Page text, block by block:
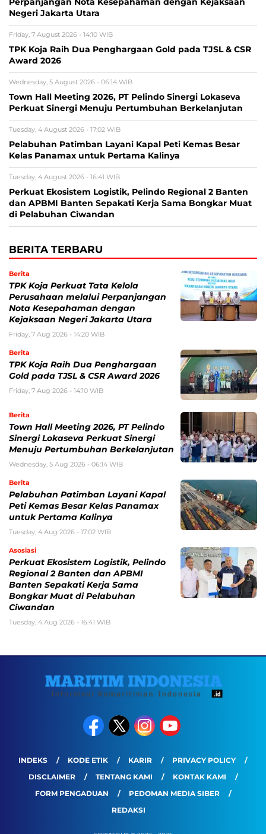
Perpanjangan Nota Kesepahaman dengan Kejaksaan
Negeri Jakarta Utara
Friday, 7 August 2026 - 14:10 WIB
TPK Koja Raih Dua Penghargaan Gold pada TJSL & CSR
Award 2026
Wednesday, 5 August 2026 - 06:14 WIB
Town Hall Meeting 2026, PT Pelindo Sinergi Lokaseva
Perkuat Sinergi Menuju Pertumbuhan Berkelanjutan
Tuesday, 4 August 2026 - 17:02 WIB
Pelabuhan Patimban Layani Kapal Peti Kemas Besar
Kelas Panamax untuk Pertama Kalinya
Tuesday, 4 August 2026 - 16:41 WIB
Perkuat Ekosistem Logistik, Pelindo Regional 2 Banten
dan APBMI Banten Sepakati Kerja Sama Bongkar Muat
di Pelabuhan Ciwandan
BERITA TERBARU
Berita
TPK Koja Perkuat Tata Kelola
Perusahaan melalui Perpanjangan
Nota Kesepahaman dengan
Kejaksaan Negeri Jakarta Utara
Friday, 7 Aug 2026 - 14:20 WIB
Berita
TPK Koja Raih Dua Penghargaan
Gold pada TJSL & CSR Award 2026
Friday, 7 Aug 2026 - 14:10 WIB
Berita
Town Hall Meeting 2026, PT Pelindo
Sinergi Lokaseva Perkuat Sinergi
Menuju Pertumbuhan Berkelanjutan
Wednesday, 5 Aug 2026 - 06:14 WIB
Berita
Pelabuhan Patimban Layani Kapal
Peti Kemas Besar Kelas Panamax
untuk Pertama Kalinya
Tuesday, 4 Aug 2026 - 17:02 WIB
Asosiasi
Perkuat Ekosistem Logistik, Pelindo
Regional 2 Banten dan APBMI
Banten Sepakati Kerja Sama
Bongkar Muat di Pelabuhan
Ciwandan
Tuesday, 4 Aug 2026 - 16:41 WIB
INDEKS KODE ETIK KARIR
PRIVACY POLICY
DISCLAIMER
TENTANG KAMI
KONTAK KAMI
FORM PENGADUAN
PEDOMAN MEDIA SIBER
REDAKSI